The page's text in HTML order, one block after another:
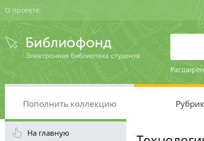
О проекте
Пополнить коллекцию
На главную